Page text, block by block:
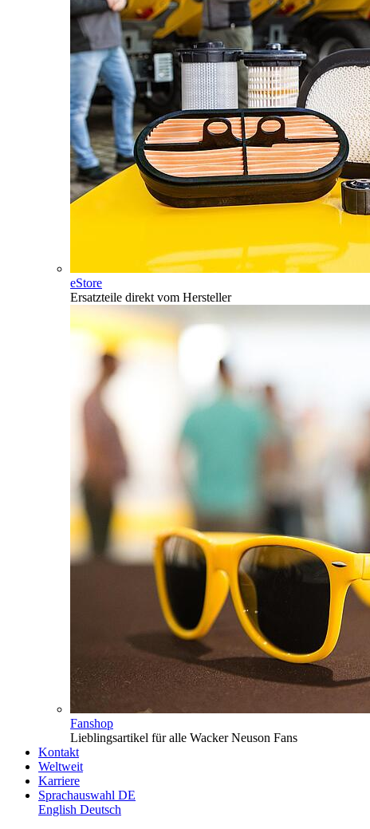
eStore
Ersatzteile direkt vom Hersteller
Fanshop
Lieblingsartikel für alle Wacker Neuson Fans
Kontakt
Weltweit
Karriere
Sprachauswahl DE
English Deutsch